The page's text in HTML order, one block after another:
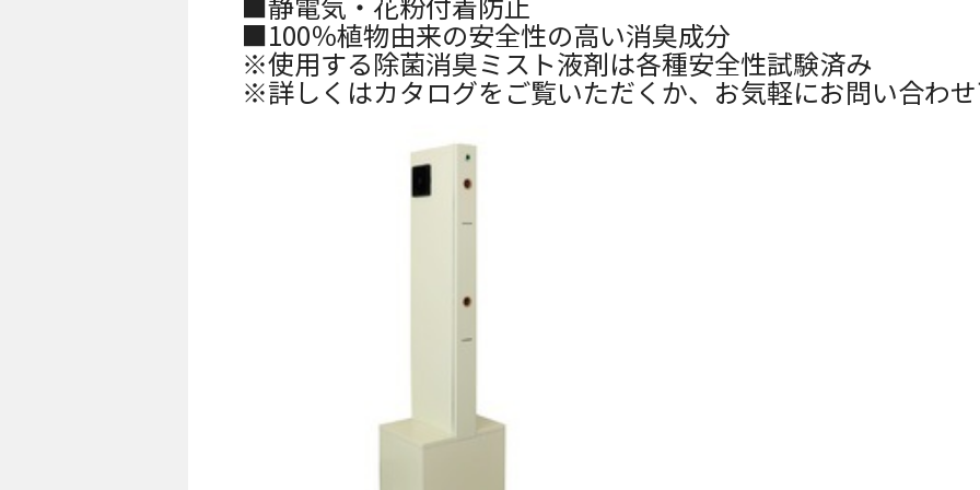
■100％植物由来の安全性の高い消臭成分
※使用する除菌消臭ミスト液剤は各種安全性試験済み
※詳しくはカタログをご覧いただくか、お気軽にお問い合わ